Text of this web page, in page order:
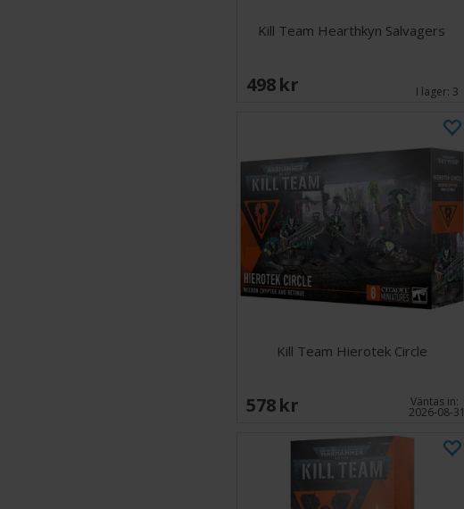
Kill Team Hearthkyn Salvagers
498 SEK I lager: 3
Kill Team Hierotek Circle
578 SEK Väntas in:
2026-08-31